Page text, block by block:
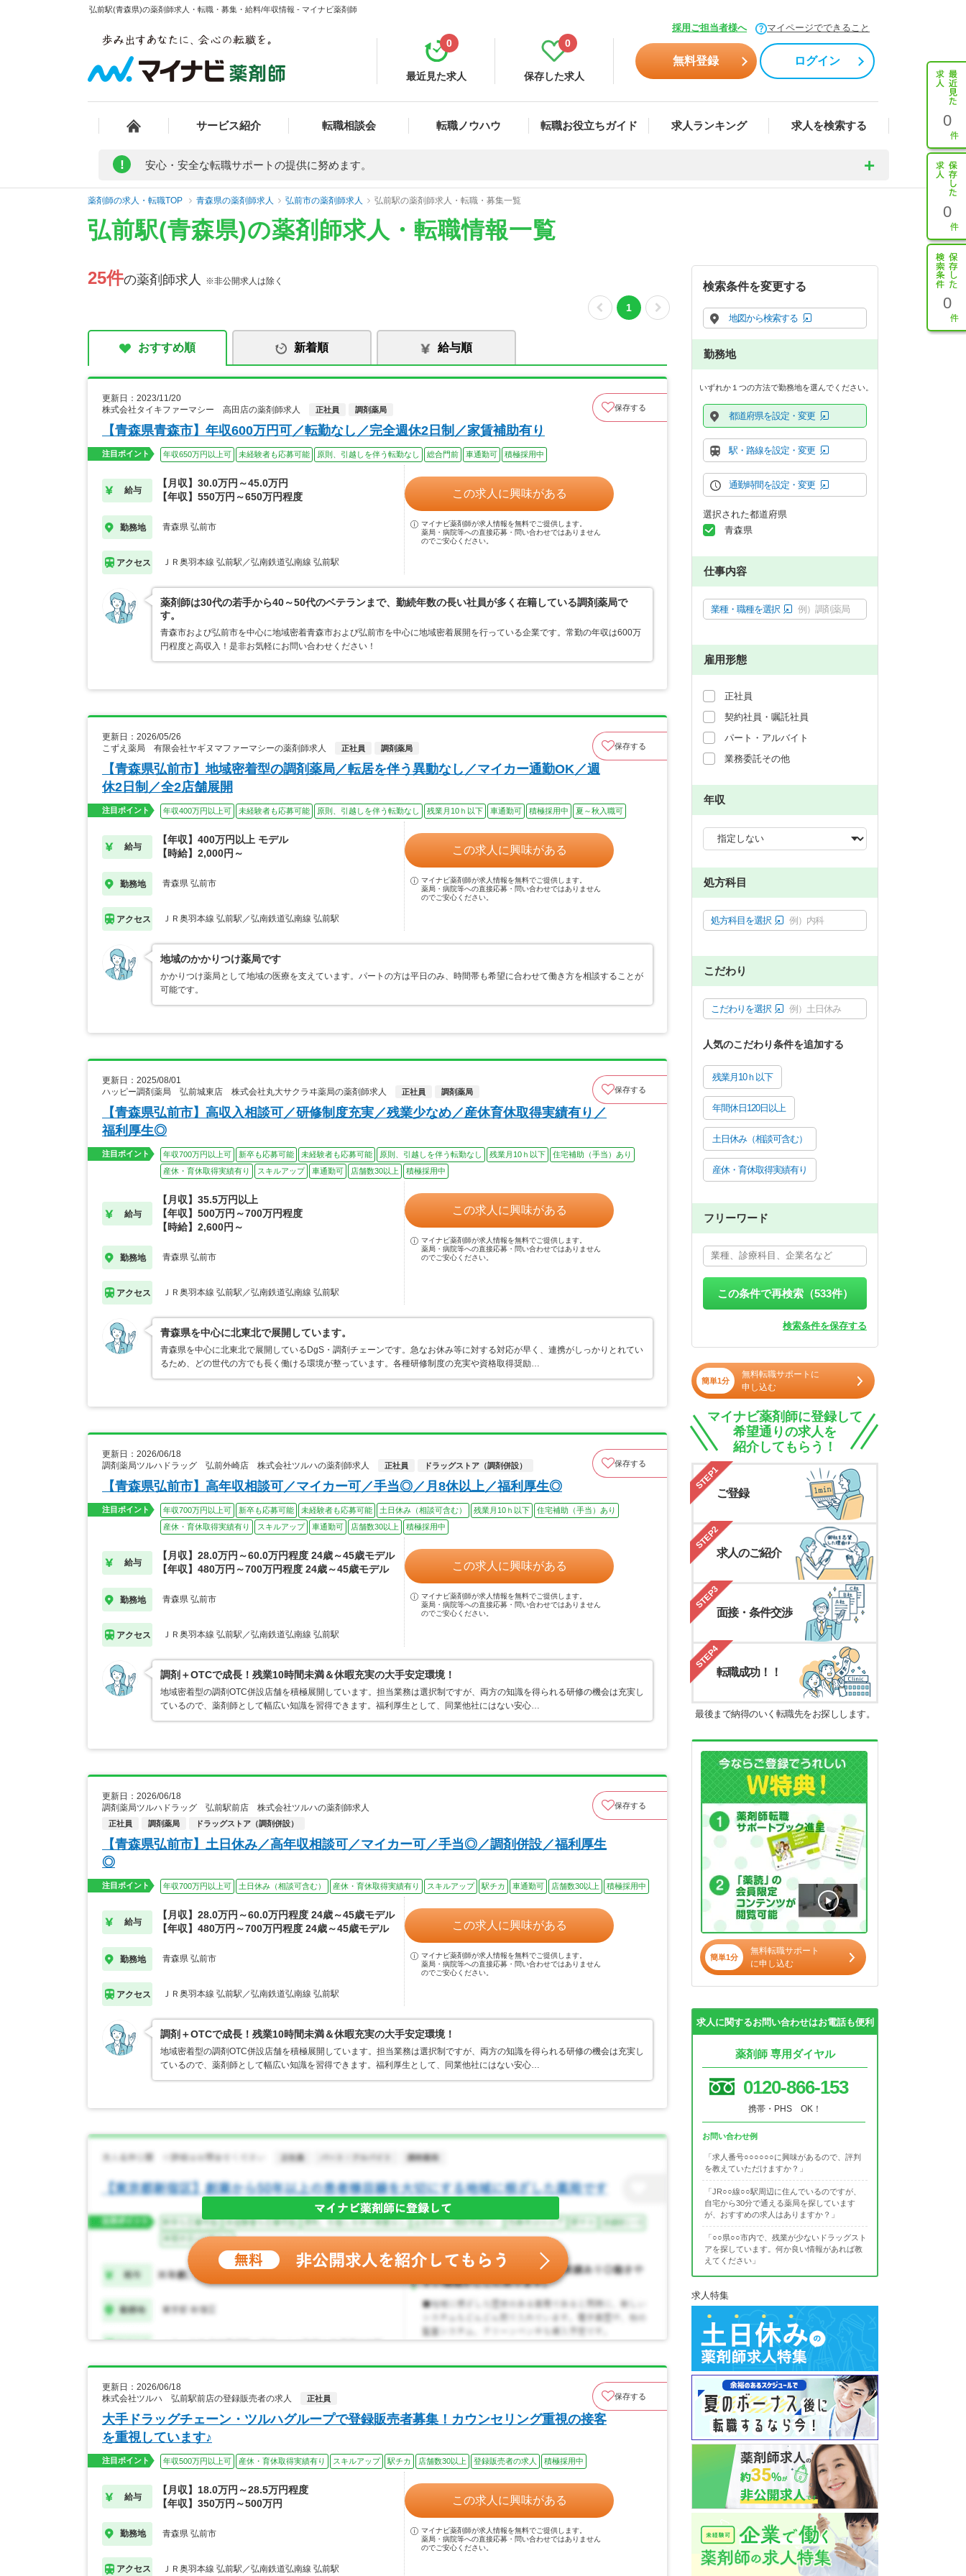
弘前駅(青森県)の薬剤師求人・転職・募集・給料/年収情報 - マイナビ薬剤師
採用ご担当者様へ マイページでできること
最近見た求人
0
保存した求人
0
無料登録 ログイン
サービス紹介 転職相談会 転職ノウハウ 転職お役立ちガイド 求人ランキング 求人を検索する 0
0
0
! 安心・安全な転職サポートの提供に努めます。
薬剤師の求人・転職TOP 青森県の薬剤師求人 弘前市の薬剤師求人 弘前駅の薬剤師求人・転職・募集一覧
弘前駅(青森県)の薬剤師求人・転職情報一覧
25件の薬剤師求人 ※非公開求人は除く
1
おすすめ順 新着順 給与順
更新日：2023/11/20
株式会社タイキファーマシー 高田店の薬剤師求人
正社員 調剤薬局 保存する
【青森県青森市】年収600万円可／転勤なし／完全週休2日制／家賃補助有り
注目ポイント 年収650万円以上可 未経験者も応募可能 原則、引越しを伴う転勤なし 総合門前 車通勤可 積極採用中
給与
【月収】30.0万円～45.0万円
【年収】550万円～650万円程度
勤務地 青森県 弘前市
アクセス ＪＲ奥羽本線 弘前駅／弘南鉄道弘南線 弘前駅
この求人に興味がある
マイナビ薬剤師が求人情報を無料でご提供します。
薬局・病院等への直接応募・問い合わせではありません
のでご安心ください。
薬剤師は30代の若手から40～50代のベテランまで、勤続年数の長い社員が多く在籍している調剤薬局で
す。
青森市および弘前市を中心に地域密着青森市および弘前市を中心に地域密着展開を行っている企業です。常勤の年収は600万
円程度と高収入！是非お気軽にお問い合わせください！
更新日：2026/05/26
こずえ薬局 有限会社ヤギヌマファーマシーの薬剤師求人
正社員 調剤薬局 保存する
【青森県弘前市】地域密着型の調剤薬局／転居を伴う異動なし／マイカー通勤OK／週
休2日制／全2店舗展開
注目ポイント 年収400万円以上可 未経験者も応募可能 原則、引越しを伴う転勤なし 残業月10ｈ以下 車通勤可 積極採用中 夏～秋入職可
給与
【年収】400万円以上 モデル
【時給】2,000円～
勤務地 青森県 弘前市
アクセス ＪＲ奥羽本線 弘前駅／弘南鉄道弘南線 弘前駅
この求人に興味がある
マイナビ薬剤師が求人情報を無料でご提供します。
薬局・病院等への直接応募・問い合わせではありません
のでご安心ください。
地域のかかりつけ薬局です
かかりつけ薬局として地域の医療を支えています。パートの方は平日のみ、時間帯も希望に合わせて働き方を相談することが
可能です。
更新日：2025/08/01
ハッピー調剤薬局 弘前城東店 株式会社丸大サクラヰ薬局の薬剤師求人
正社員 調剤薬局 保存する
【青森県弘前市】高収入相談可／研修制度充実／残業少なめ／産休育休取得実績有り／
福利厚生◎
注目ポイント 年収700万円以上可 新卒も応募可能 未経験者も応募可能 原則、引越しを伴う転勤なし 残業月10ｈ以下
住宅補助（手当）あり
産休・育休取得実績有り
スキルアップ 車通勤可 店舗数30以上 積極採用中
給与
【月収】35.5万円以上
【年収】500万円～700万円程度
【時給】2,600円～
勤務地 青森県 弘前市
アクセス ＪＲ奥羽本線 弘前駅／弘南鉄道弘南線 弘前駅
この求人に興味がある
マイナビ薬剤師が求人情報を無料でご提供します。
薬局・病院等への直接応募・問い合わせではありません
のでご安心ください。
青森県を中心に北東北で展開しています。
青森県を中心に北東北で展開しているDgS・調剤チェーンです。急なお休み等に対する対応が早く、連携がしっかりとれてい
るため、どの世代の方でも長く働ける環境が整っています。各種研修制度の充実や資格取得奨励…
更新日：2026/06/18
調剤薬局ツルハドラッグ 弘前外崎店 株式会社ツルハの薬剤師求人
正社員 ドラッグストア（調剤併設） 保存する
【青森県弘前市】高年収相談可／マイカー可／手当◎／月8休以上／福利厚生◎
注目ポイント 年収700万円以上可 新卒も応募可能 未経験者も応募可能 土日休み（相談可含む） 残業月10ｈ以下
住宅補助（手当）あり
産休・育休取得実績有り
スキルアップ 車通勤可 店舗数30以上 積極採用中
給与
【月収】28.0万円～60.0万円程度 24歳～45歳モデル
【年収】480万円～700万円程度 24歳～45歳モデル
勤務地 青森県 弘前市
アクセス ＪＲ奥羽本線 弘前駅／弘南鉄道弘南線 弘前駅
この求人に興味がある
マイナビ薬剤師が求人情報を無料でご提供します。
薬局・病院等への直接応募・問い合わせではありません
のでご安心ください。
調剤＋OTCで成長！残業10時間未満＆休暇充実の大手安定環境！
地域密着型の調剤OTC併設店舗を積極展開しています。担当業務は選択制ですが、両方の知識を得られる研修の機会は充実し
ているので、薬剤師として幅広い知識を習得できます。福利厚生として、同業他社にはない安心…
更新日：2026/06/18
調剤薬局ツルハドラッグ 弘前駅前店 株式会社ツルハの薬剤師求人
正社員 調剤薬局 ドラッグストア（調剤併設）
保存する
【青森県弘前市】土日休み／高年収相談可／マイカー可／手当◎／調剤併設／福利厚生
◎
注目ポイント 年収700万円以上可 土日休み（相談可含む） 産休・育休取得実績有り スキルアップ 駅チカ 車通勤可 店舗数30以上 積極採用中
給与
【月収】28.0万円～60.0万円程度 24歳～45歳モデル
【年収】480万円～700万円程度 24歳～45歳モデル
勤務地 青森県 弘前市
アクセス ＪＲ奥羽本線 弘前駅／弘南鉄道弘南線 弘前駅
この求人に興味がある
マイナビ薬剤師が求人情報を無料でご提供します。
薬局・病院等への直接応募・問い合わせではありません
のでご安心ください。
調剤＋OTCで成長！残業10時間未満＆休暇充実の大手安定環境！
地域密着型の調剤OTC併設店舗を積極展開しています。担当業務は選択制ですが、両方の知識を得られる研修の機会は充実し
ているので、薬剤師として幅広い知識を習得できます。福利厚生として、同業他社にはない安心…
更新日：2026/06/18
株式会社ツルハ 弘前駅前店の登録販売者の求人
正社員 保存する
大手ドラッグチェーン・ツルハグループで登録販売者募集！カウンセリング重視の接客
を重視しています♪
注目ポイント 年収500万円以上可 産休・育休取得実績有り スキルアップ 駅チカ 店舗数30以上 登録販売者の求人 積極採用中
給与
【月収】18.0万円～28.5万円程度
【年収】350万円～500万円
勤務地 青森県 弘前市
アクセス ＪＲ奥羽本線 弘前駅／弘南鉄道弘南線 弘前駅
この求人に興味がある
マイナビ薬剤師が求人情報を無料でご提供します。
薬局・病院等への直接応募・問い合わせではありません
のでご安心ください。
検索条件を変更する
地図から検索する
勤務地
いずれか１つの方法で勤務地を選んでください。
都道府県を設定・変更
駅・路線を設定・変更
通勤時間を設定・変更
選択された都道府県
青森県
仕事内容
業種・職種を選択 例）調剤薬局
雇用形態
正社員
契約社員・嘱託社員
パート・アルバイト
業務委託その他
年収
処方科目
処方科目を選択 例）内科
こだわり
こだわりを選択 例）土日休み
人気のこだわり条件を追加する
残業月10ｈ以下
年間休日120日以上
土日休み（相談可含む）
産休・育休取得実績有り
フリーワード
この条件で再検索（533件）
検索条件を保存する
簡単1分
無料転職サポートに
申し込む
マイナビ薬剤師に登録して
希望通りの求人を
紹介してもらう！
STEP1
ご登録
STEP2
求人のご紹介
STEP3
面接・条件交渉
STEP4
転職成功！！
最後まで納得のいく転職先をお探しします。
簡単1分
無料転職サポート
に申し込む
求人に関するお問い合わせはお電話も便利
薬剤師 専用ダイヤル
0120-866-153
携帯・PHS OK！
お問い合わせ例
「求人番号○○○○○○に興味があるので、評判
を教えていただけますか？」
「JR○○線○○駅周辺に住んでいるのですが、
自宅から30分で通える薬局を探しています
が、おすすめの求人はありますか？」
「○○県○○市内で、残業が少ないドラッグスト
アを探しています。何か良い情報があれば教
えてください」
求人特集